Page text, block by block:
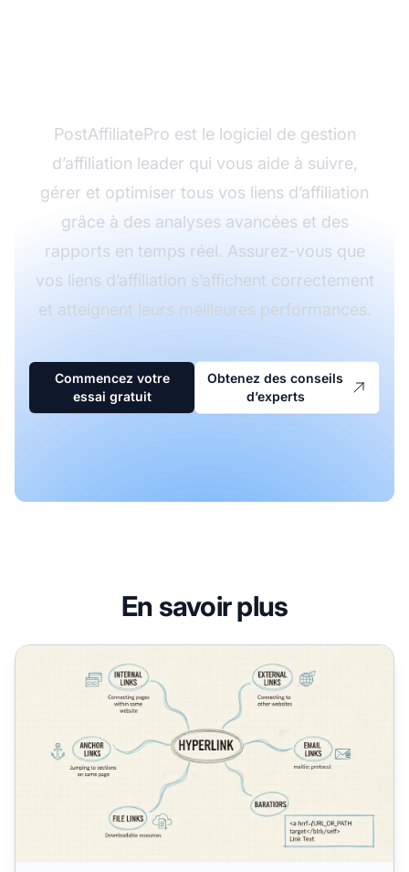
PostAffiliatePro est le logiciel de gestion
d’affiliation leader qui vous aide à suivre,
gérer et optimiser tous vos liens d’affiliation
grâce à des analyses avancées et des
rapports en temps réel. Assurez-vous que
vos liens d’affiliation s’affichent correctement
et atteignent leurs meilleures performances.
Commencez votre
essai gratuit
Obtenez des conseils
d’experts
En savoir plus
Pourquoi les hyperliens sont-ils utilisés sur les pages web